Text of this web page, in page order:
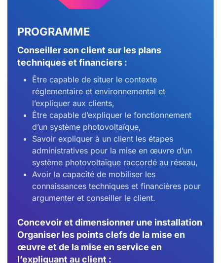
PROGRAMME
Conseiller son client sur les plans
techniques et financiers :
Être capable de situer le contexte
réglementaire et environnemental et
l’expliquer aux clients,
Être capable d’expliquer le fonctionnement
d’un système photovoltaïque,
Savoir expliquer à un client les étapes
administratives pour la mise en œuvre d’un
système photovoltaïque raccordé au réseau,
Avoir la capacité de mobiliser les
connaissances techniques et financières pour
argumenter et conseiller le client.
Concevoir et dimensionner une installation
Organiser les points clefs de la mise en
œuvre et de la mise en service en
l’expliquant au client :